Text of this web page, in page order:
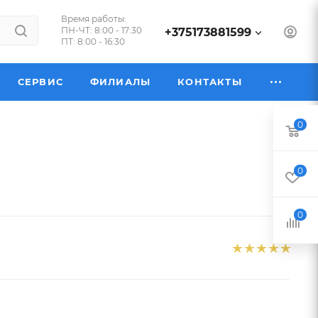
Время работы:
ПН-ЧТ: 8:00 - 17:30
ПТ: 8:00 - 16:30
+375173881599
СЕРВИС ФИЛИАЛЫ КОНТАКТЫ
0
0
0